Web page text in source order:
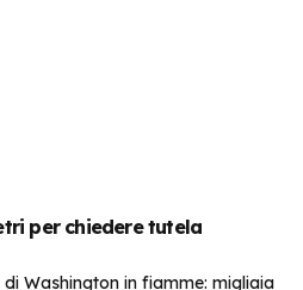
per chiedere tutela